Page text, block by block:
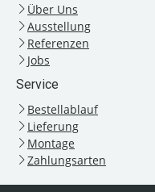
Über Uns
Ausstellung
Referenzen
Jobs
Service
Bestellablauf
Lieferung
Montage
Zahlungsarten